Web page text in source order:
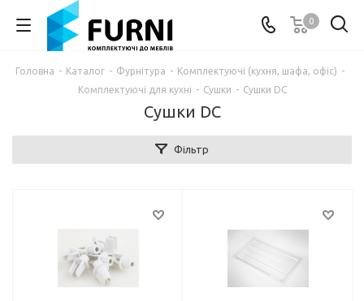
0
Головна - Каталог - Фурнітура - Комплектуючі (кухня, шафа, офіс) -
Комплектуючі для кухні - Сушки - Сушки DC
Сушки DC
Фільтр